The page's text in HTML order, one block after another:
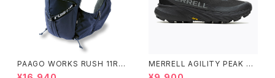
PAAGO WORKS RUSH 11R A
LPINE BLUE
MERRELL AGILITY PEAK 5
アジリティー ピーク 5［ウィメン